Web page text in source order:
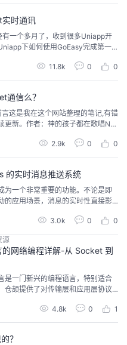
源
时通讯
一个多月了，收到很多Uniapp开
下如何使用GoEasy完成第一
11.8k 0 0
通信么？
这是我在这个网站整理的笔记,有错
更新。作者：神的孩子都在歌唱Net
提供高性能和可扩展性的网络通
的开发，并提供高度的定制性和
Netty 使用 NIO（非阻塞 I/O）技
2.9k 0 0
的实时消息推送系统
为一个非常重要的功能。不论是即
的应用场景，消息的实时性直接影
并确保每个用户只能接收属于自己
起来并不复杂。 项目概述我们的系
3.0k 0 0
的网络编程详解-从 Socket 到
是一门新兴的编程语言，特别适合
仓颉提供了对传输层和应用层协议
网络通信程序。本篇文章将详细
具体代码实例说明如何编写高效的
4.8k 0 1
？